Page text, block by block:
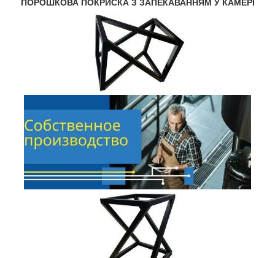
ПОРОШКОВА ПОКРИСКА З ЗАПЕКАВАННЯМ У КАМЕРІ